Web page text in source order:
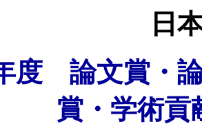
日
度 論文賞・
賞・学術貢